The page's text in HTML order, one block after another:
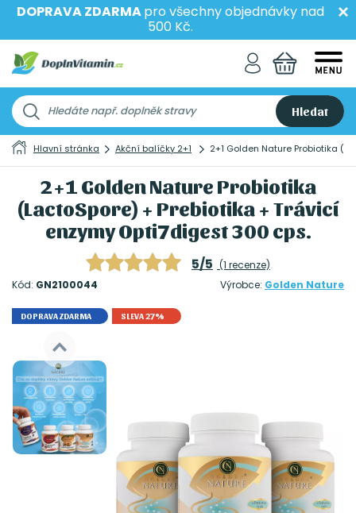
DOPRAVA ZDARMApro všechny objednávky nad
500 Kč.
Hledat
Hlavní stránka Akční balíčky 2+1 2+1 Golden Nature Probiotika
2+1 Golden Nature Probiotika
(LactoSpore) + Prebiotika + Trávicí
enzymy Opti7digest 300 cps.
5/5 (1 recenze)
Kód: GN2100044 Výrobce: Golden Nature
DOPRAVA ZDARMA SLEVA 27%